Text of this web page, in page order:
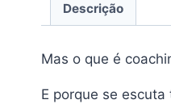
Descrição
Mas o que é
E porque se